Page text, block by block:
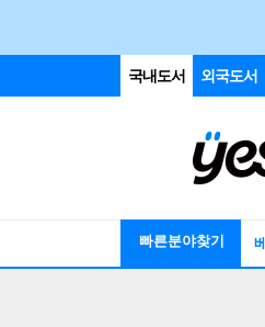
국내도서 외국도서
빠른분야찾기